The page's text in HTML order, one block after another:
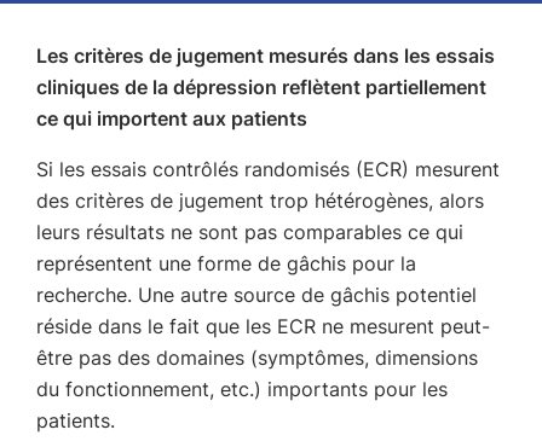
Les critères de jugement mesurés dans les essais
cliniques de la dépression reflètent partiellement
ce qui importent aux patients
Si les essais contrôlés randomisés (ECR) mesurent
des critères de jugement trop hétérogènes, alors
leurs résultats ne sont pas comparables ce qui
représentent une forme de gâchis pour la
recherche. Une autre source de gâchis potentiel
réside dans le fait que les ECR ne mesurent peut-
être pas des domaines (symptômes, dimensions
du fonctionnement, etc.) importants pour les
patients.